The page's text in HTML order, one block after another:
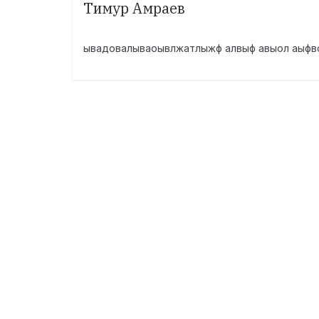
Тимур Амраев
ывадовалываоывлжатлыжф алвыф авыол